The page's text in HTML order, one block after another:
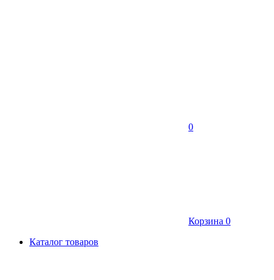
0
Корзина 0
Каталог товаров